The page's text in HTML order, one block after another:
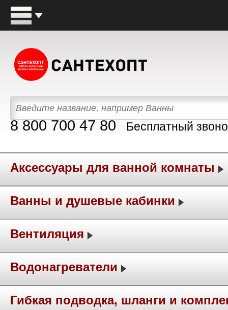
8 800 700 47 80 Бесплатный
Аксессуары для ванной комнаты
Ванны и душевые кабинки
Вентиляция
Водонагреватели
Гибкая подводка, шланги и